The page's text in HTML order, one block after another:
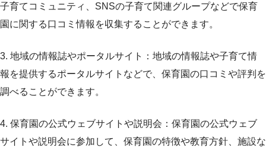
子育てコミュニティ、SNSの子育て関連グループなどで保育
園に関する口コミ情報を収集することができます。
3. 地域の情報誌やポータルサイト：地域の情報誌や子育て情
報を提供するポータルサイトなどで、保育園の口コミや評判を
調べることができます。
4. 保育園の公式ウェブサイトや説明会：保育園の公式ウェブ
サイトや説明会に参加して、保育園の特徴や教育方針、施設な